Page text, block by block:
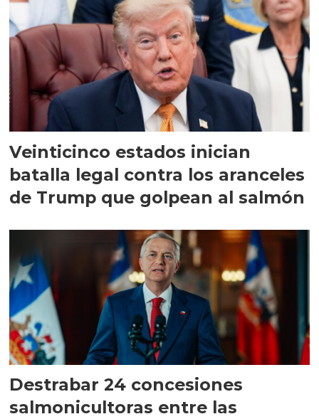
Veinticinco estados inician
batalla legal contra los aranceles
de Trump que golpean al salmón
Destrabar 24 concesiones
salmonicultoras entre las